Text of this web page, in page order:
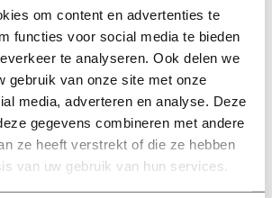
om content en advertenties te
functies voor social media te bieden
te analyseren. Ook delen we
gebruik van onze site met onze
media, adverteren en analyse. Deze
gegevens combineren met andere
ze heeft verstrekt of die ze hebben
van uw gebruik van hun services.
via Axxent?